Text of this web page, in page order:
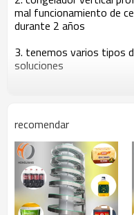
mal funcionamiento de
durante 2 años
3. tenemos varios tipos
soluciones
4. somos una fábrica de
transportadores
5. Garantía de calidad,
mantenimiento, precio
principal
Característica del
1. La altura del
recomendar